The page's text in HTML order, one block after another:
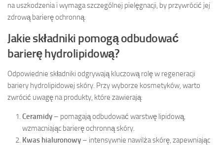
na uszkodzenia i wymaga szczególnej pielęgnacji, by przywrócić jej
zdrową barierę ochronną.
Jakie składniki pomogą odbudować
barierę hydrolipidową?
Odpowiednie składniki odgrywają kluczową rolę w regeneracji
bariery hydrolipidowej skóry. Przy wyborze kosmetyków, warto
zwrócić uwagę na produkty, które zawierają:
Ceramidy – pomagają odbudować warstwę lipidową,
wzmacniając barierę ochronną skóry.
Kwas hialuronowy – intensywnie nawilża skórę, zapewniając